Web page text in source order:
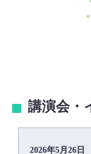
講演会・
2026年5月26日